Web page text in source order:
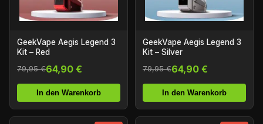
GeekVape Aegis Legend 3
Kit – Red
79,95 €64,90 €
In den Warenkorb
GeekVape Aegis Legend 3
Kit – Silver
79,95 €64,90 €
In den Warenkorb